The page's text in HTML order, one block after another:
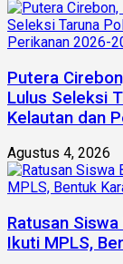
Putera
Lulus Seleksi
Kelautan dan
Agustus 4, 2026
Ratusan
Ikuti MPLS,